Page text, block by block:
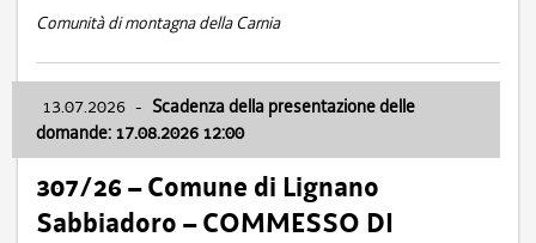
Comunità di montagna della Carnia
13.07.2026 - Scadenza della presentazione delle
domande: 17.08.2026 12:00
307/26 – Comune di Lignano
Sabbiadoro – COMMESSO DI